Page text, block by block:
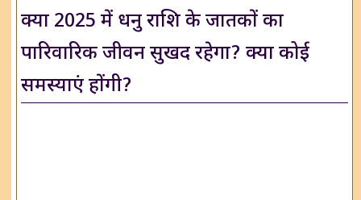
क्या 2025 में धनु राशि के जातकों का
पारिवारिक जीवन सुखद रहेगा? क्या कोई
समस्याएं होंगी?